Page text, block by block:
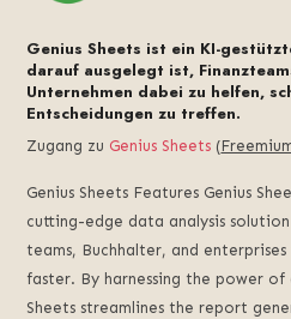
fördern
die
künstliche
Intelligenz
der
Genius Sheets ist ein KI-
darauf ausgelegt ist,
Unternehmen dabei zu helfen,
Entscheidungen zu treffen.
Zugang zu Genius Sheets (
Genius Sheets Features Genius
cutting-edge data analysis
teams, Buchhalter, and
faster. By harnessing the power
Sheets streamlines the report